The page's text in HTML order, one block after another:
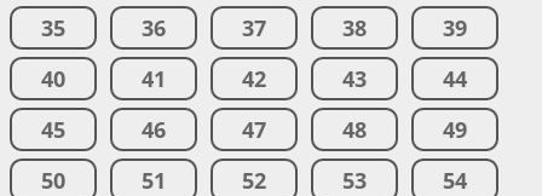
35
36 37 38
39
40
41 42 43
44
45
46 47 48
49
50
51 52 53
54